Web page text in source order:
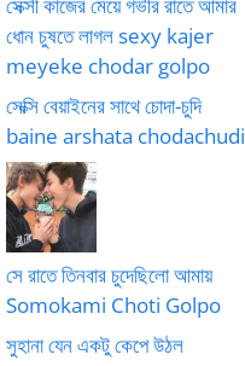
ধোন চুষতে লাগল sexy kajer
meyeke chodar golpo
সেক্সি বেয়াইনের সাথে চোদা-চুদি
baine arshata chodachudi
সে রাতে তিনবার চুদেছিলো আমায়
Somokami Choti Golpo
সুহানা যেন একটু কেপে উঠল